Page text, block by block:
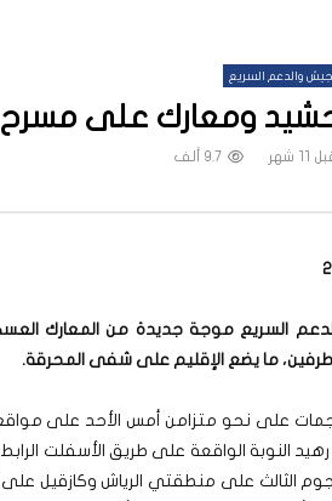
والدعم السريع
ومعارك على
11 شهر 9.7 ألف
السريع موجة جديدة من المعارك
ما يضع الإقليم على شفى المحرقة.
على نحو متزامن أمس الأحد على
النوبة الواقعة على طريق الأسفلت
الثالث على منطقتي الرياش وكازقيل